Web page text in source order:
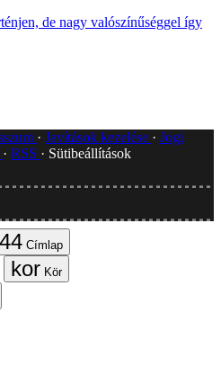
de nagy valószínűséggel így
Javítások kezelése
Jogi
RSS
Sütibeállítások
Címlap
Kör